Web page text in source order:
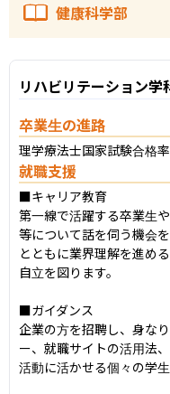
健康科学部
リハビリテーション学
卒業生の進路
理学療法士国家試験合格
就職支援
■キャリア教育
第一線で活躍する卒業生
等について話を伺う機会
とともに業界理解を進め
自立を図ります。
■ガイダンス
企業の方を招聘し、身な
ー、就職サイトの活用法
活動に活かせる個々の学